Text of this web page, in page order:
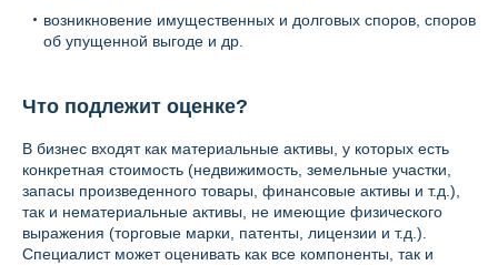
возникновение имущественных и долговых споров, споров
об упущенной выгоде и др.
Что подлежит оценке?
В бизнес входят как материальные активы, у которых есть
конкретная стоимость (недвижимость, земельные участки,
запасы произведенного товары, финансовые активы и т.д.),
так и нематериальные активы, не имеющие физического
выражения (торговые марки, патенты, лицензии и т.д.).
Специалист может оценивать как все компоненты, так и